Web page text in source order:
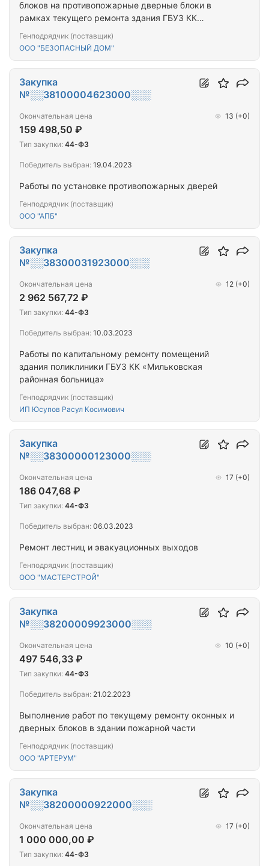
блоков на противопожарные дверные блоки в
рамках текущего ремонта здания ГБУЗ КК
№ 1"
Генподрядчик (поставщик)
ООО "БЕЗОПАСНЫЙ ДОМ"
Работы по установке противопожарных дверей
Генподрядчик (поставщик)
ООО "АПБ"
Закупка
№░░38100004623000░░░
Окончательная цена
159 498,50 ₽
13 (+0)
Тип закупки: 44-ФЗ
Победитель выбран: 19.04.2023
Работы по капитальному ремонту помещений
здания поликлиники ГБУЗ КК «Мильковская
районная больница»
Генподрядчик (поставщик)
ИП Юсупов Расул Косимович
Закупка
№░░38300031923000░░░
Окончательная цена
2 962 567,72 ₽
12 (+0)
Тип закупки: 44-ФЗ
Победитель выбран: 10.03.2023
Ремонт лестниц и эвакуационных выходов
Генподрядчик (поставщик)
ООО "МАСТЕРСТРОЙ"
Закупка
№░░38300000123000░░░
Окончательная цена
186 047,68 ₽
17 (+0)
Тип закупки: 44-ФЗ
Победитель выбран: 06.03.2023
Выполнение работ по текущему ремонту оконных и
дверных блоков в здании пожарной части
Генподрядчик (поставщик)
ООО "АРТЕРУМ"
Закупка
№░░38200009923000░░░
Окончательная цена
497 546,33 ₽
10 (+0)
Тип закупки: 44-ФЗ
Победитель выбран: 21.02.2023
Закупка
№░░38200000922000░░░
Окончательная цена
1 000 000,00 ₽
17 (+0)
Тип закупки: 44-ФЗ